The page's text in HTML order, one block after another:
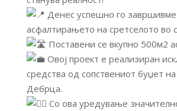
Денес успешно го завршивме
асфалтирањето на сретселото во
Поставени се вкупно 500м2
Овој проект е реализиран
средства од сопствениот буџет
Дебрца.
Со ова уредување